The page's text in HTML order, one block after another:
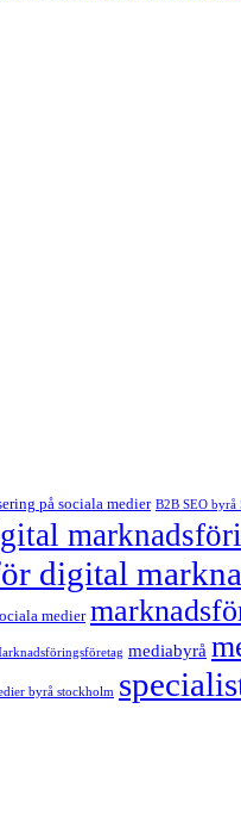
på sociala medier B2B SEO byrå
digital
medier
mediabyrå
byrå stockholm